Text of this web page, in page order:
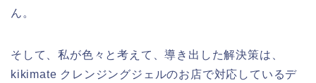
ん。
そして、私が色々と考えて、導き出した解決策は、
kikimate クレンジングジェルのお店で対応しているデ